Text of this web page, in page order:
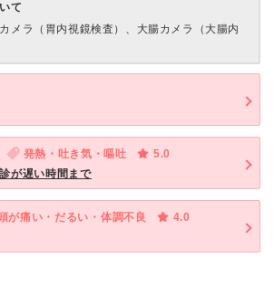
て
メラ（胃内視鏡検査）、大腸カメラ（大腸内
発熱・吐き気・嘔吐
5.0
が遅い時間まで
が痛い・だるい・体調不良
4.0